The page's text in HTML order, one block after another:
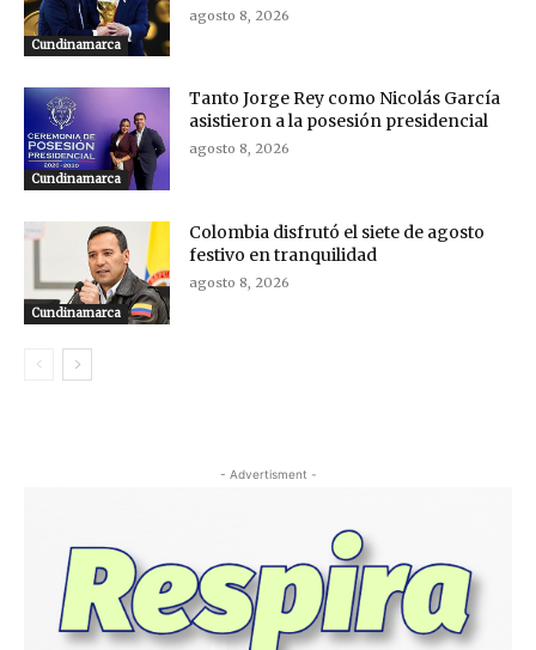
Cundinamarca
agosto 8, 2026
Cundinamarca
Tanto Jorge Rey como Nicolás García
asistieron a la posesión presidencial
agosto 8, 2026
Cundinamarca
Colombia disfrutó el siete de agosto
festivo en tranquilidad
agosto 8, 2026
- Advertisment -